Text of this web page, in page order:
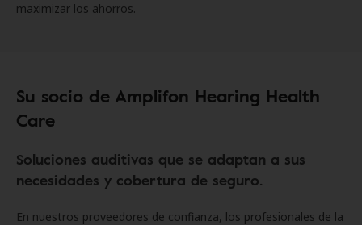
maximizar los ahorros.
Su socio de Amplifon Hearing Health
Care
Soluciones auditivas que se adaptan a sus
necesidades y cobertura de seguro.
En nuestros proveedores de confianza, los profesionales de la